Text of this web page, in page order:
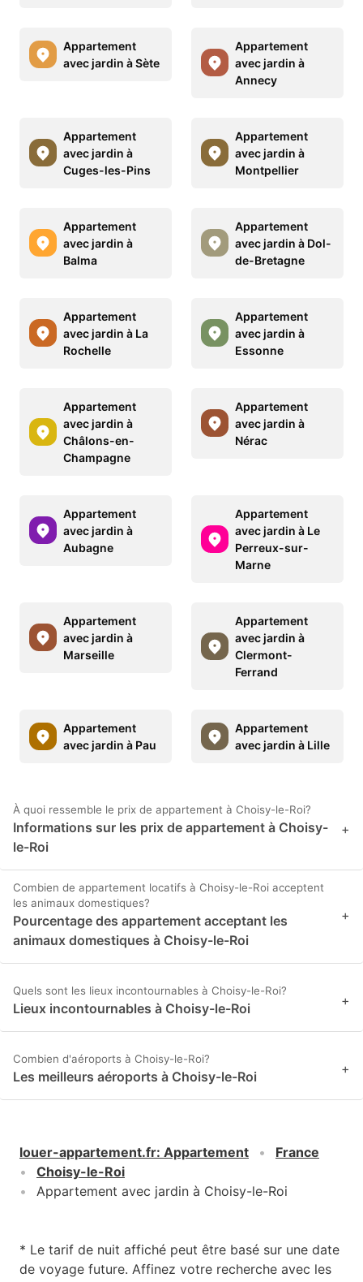
Appartement
avec jardin à Sète
Appartement
avec jardin à
Annecy
Appartement
avec jardin à
Cuges-les-Pins
Appartement
avec jardin à
Montpellier
Appartement
avec jardin à
Balma
Appartement
avec jardin à Dol-
de-Bretagne
Appartement
avec jardin à La
Rochelle
Appartement
avec jardin à
Essonne
Appartement
avec jardin à
Châlons-en-
Champagne
Appartement
avec jardin à
Nérac
Appartement
avec jardin à
Aubagne
Appartement
avec jardin à Le
Perreux-sur-
Marne
Appartement
avec jardin à
Marseille
Appartement
avec jardin à
Clermont-
Ferrand
Appartement
avec jardin à Pau
Appartement
avec jardin à Lille
À quoi ressemble le prix de appartement à Choisy-le-Roi?
Informations sur les prix de appartement à Choisy-
le-Roi
+
Combien de appartement locatifs à Choisy-le-Roi acceptent
les animaux domestiques?
Pourcentage des appartement acceptant les
animaux domestiques à Choisy-le-Roi
+
Quels sont les lieux incontournables à Choisy-le-Roi?
Lieux incontournables à Choisy-le-Roi +
Combien d'aéroports à Choisy-le-Roi?
Les meilleurs aéroports à Choisy-le-Roi +
louer-appartement.fr: Appartement
France
Choisy-le-Roi
Appartement avec jardin à Choisy-le-Roi
* Le tarif de nuit affiché peut être basé sur une date
de voyage future. Affinez votre recherche avec les